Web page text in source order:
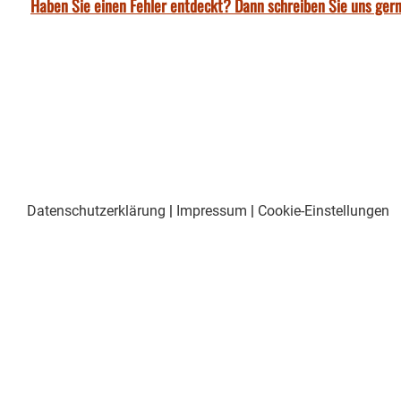
Haben Sie einen Fehler entdeckt? Dann schreiben Sie uns
Datenschutzerklärung | Impressum | Cookie-Einstellungen